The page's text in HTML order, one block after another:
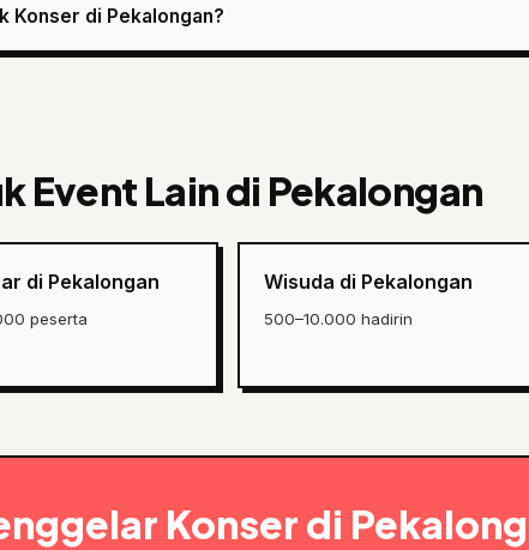
Konser di Pekalongan?
Event Lain di Pekalongan
di Pekalongan
peserta
Wisuda di Pekalongan
500–10.000 hadirin
Konser di